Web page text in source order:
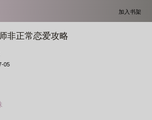
加入书架
非正常恋爱攻略
05